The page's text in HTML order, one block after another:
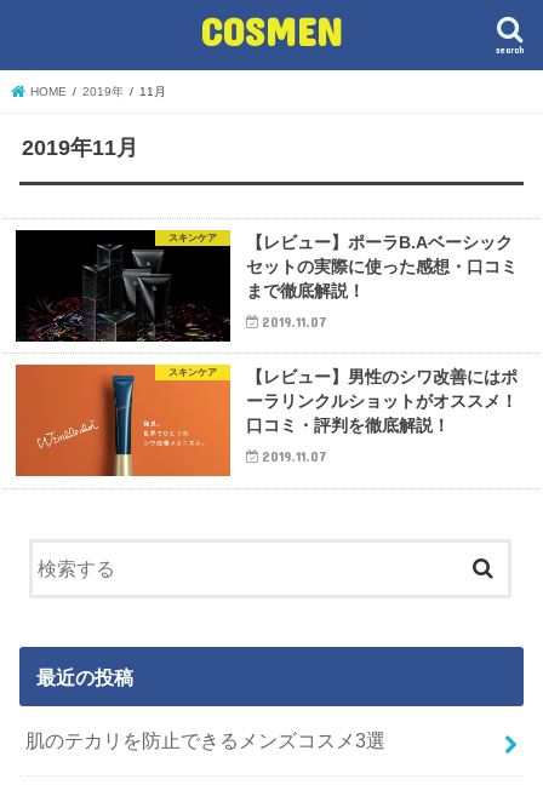
COSMEN search
HOME 2019年 11月
2019年11月
スキンケア
【レビュー】ポーラB.Aベーシック
セットの実際に使った感想・口コミ
まで徹底解説！
2019.11.07
スキンケア
【レビュー】男性のシワ改善にはポ
ーラリンクルショットがオススメ！
口コミ・評判を徹底解説！
2019.11.07
最近の投稿
肌のテカリを防止できるメンズコスメ3選